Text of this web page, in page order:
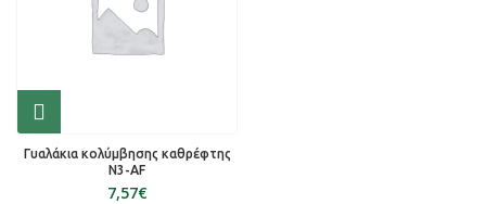
Γυαλάκια κολύμβησης καθρέφτης
N3-AF
€